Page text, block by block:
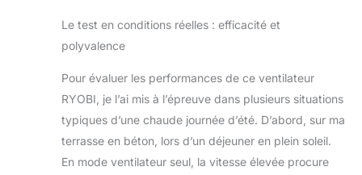
Le test en conditions réelles : efficacité et
polyvalence
Pour évaluer les performances de ce ventilateur
RYOBI, je l’ai mis à l’épreuve dans plusieurs situations
typiques d’une chaude journée d’été. D’abord, sur ma
terrasse en béton, lors d’un déjeuner en plein soleil.
En mode ventilateur seul, la vitesse élevée procure